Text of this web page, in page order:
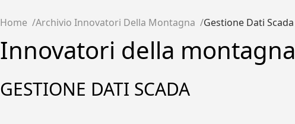
Home Archivio Innovatori Della Montagna Gestione Dati Scada
Innovatori della montagna
GESTIONE DATI SCADA